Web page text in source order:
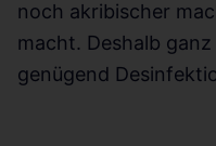
noch akribischer
macht. Deshalb
genügend